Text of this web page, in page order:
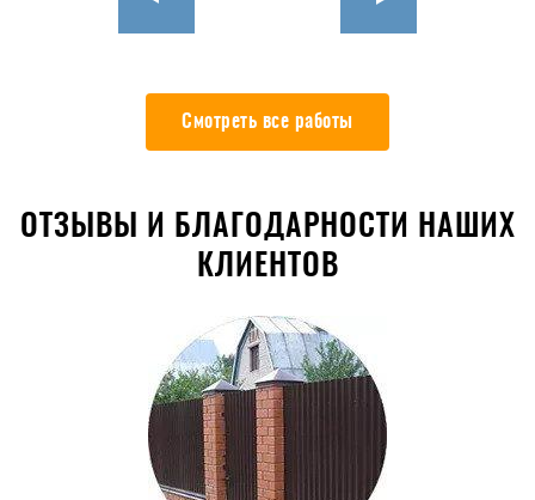
Смотреть все работы
ОТЗЫВЫ И БЛАГОДАРНОСТИ НАШИХ
КЛИЕНТОВ